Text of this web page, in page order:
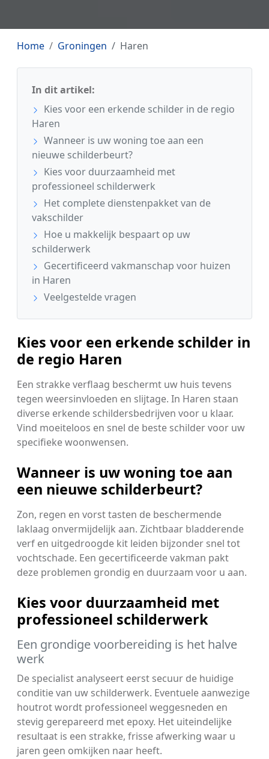
Home Groningen Haren
In dit artikel:
Kies voor een erkende schilder in de regio
Haren
Wanneer is uw woning toe aan een
nieuwe schilderbeurt?
Kies voor duurzaamheid met
professioneel schilderwerk
Het complete dienstenpakket van de
vakschilder
Hoe u makkelijk bespaart op uw
schilderwerk
Gecertificeerd vakmanschap voor huizen
in Haren
Veelgestelde vragen
Kies voor een erkende schilder in
de regio Haren
Een strakke verflaag beschermt uw huis tevens
tegen weersinvloeden en slijtage. In Haren staan
diverse erkende schildersbedrijven voor u klaar.
Vind moeiteloos en snel de beste schilder voor uw
specifieke woonwensen.
Wanneer is uw woning toe aan
een nieuwe schilderbeurt?
Zon, regen en vorst tasten de beschermende
laklaag onvermijdelijk aan. Zichtbaar bladderende
verf en uitgedroogde kit leiden bijzonder snel tot
vochtschade. Een gecertificeerde vakman pakt
deze problemen grondig en duurzaam voor u aan.
Kies voor duurzaamheid met
professioneel schilderwerk
Een grondige voorbereiding is het halve
werk
De specialist analyseert eerst secuur de huidige
conditie van uw schilderwerk. Eventuele aanwezige
houtrot wordt professioneel weggesneden en
stevig gerepareerd met epoxy. Het uiteindelijke
resultaat is een strakke, frisse afwerking waar u
jaren geen omkijken naar heeft.